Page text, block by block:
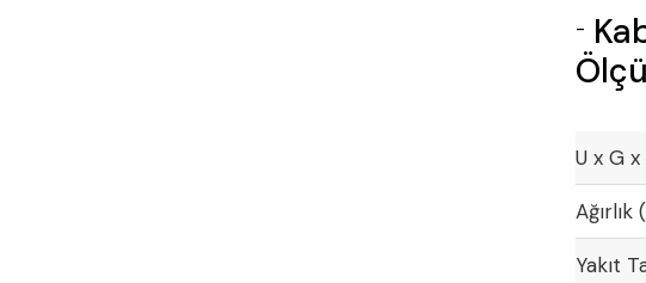
-
U x G
Ağırlık
Yakıt